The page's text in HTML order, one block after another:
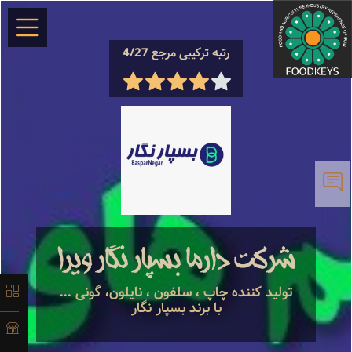
رتبه ترکیبی مرجع 4/27
شرکت دارما بسپار نگار ویرا
تولید کننده چاپ ، سلفون ، نایلون، گونی ...
با برند بسپار نگار
×
معرفی
تاریخچه
لیست
محصولات